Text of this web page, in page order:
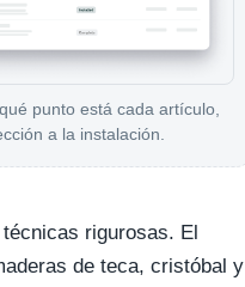
punto está cada artículo,
a la instalación.
rigurosas. El
de teca, cristóbal y